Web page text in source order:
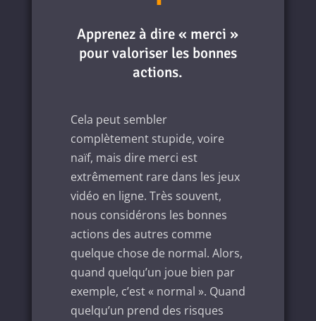
Apprenez à dire « merci »
pour valoriser les bonnes
actions.
Cela peut sembler
complètement stupide, voire
naïf, mais dire merci est
extrêmement rare dans les jeux
vidéo en ligne. Très souvent,
nous considérons les bonnes
actions des autres comme
quelque chose de normal. Alors,
quand quelqu’un joue bien par
exemple, c’est « normal ». Quand
quelqu’un prend des risques